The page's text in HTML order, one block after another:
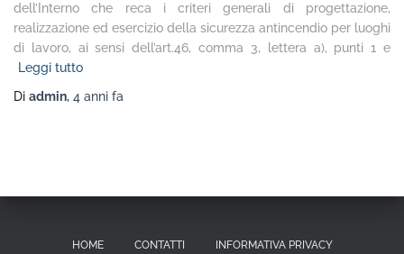
dell’Interno che reca i criteri generali di progettazione,
realizzazione ed esercizio della sicurezza antincendio per luoghi
di lavoro, ai sensi dell’art.46, comma 3, lettera a), punti 1 e
Leggi tutto
Di admin, 4 anni fa
HOME CONTATTI INFORMATIVA PRIVACY